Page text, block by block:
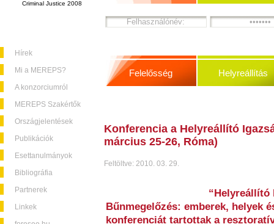
Criminal Justice 2008
Hírek
Mi a MEREPS?
A konzorciumról
MEREPS Szakértők
Országjelentések
Publikációk
Esettanulmányok
Bibliográfia
Partnerek
Linkek
Felelősség Helyreállítás
Konferencia a Helyreállító
március 25-26, Róma)
Feltöltve: 2010. 03. 29.
“Helyreállító
Bűnmegelőzés: emberek, helyek
konferenciát tartottak a